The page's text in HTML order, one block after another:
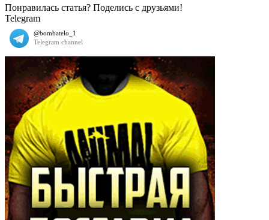
Понравилась статья? Поделись с друзьями!
Telegram